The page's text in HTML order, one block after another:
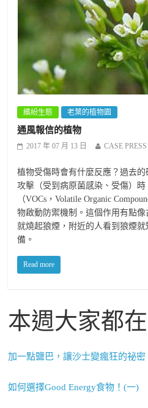
繽紛生態 老葉的植物園
通風報信的植物
2017 年 07 月 13 日 CASE PRESS
植物受傷時會有什麼反應？過去
攻擊（受到病原菌感染、受傷）
（VOCs，Volatile Organic
物啟動防禦機制。這個作用有點
就燒起狼煙，附近的人看到狼煙
備。
Read more
本週大家都
加一點鹽巴，讓沙士變瘋狂的祕密
如何選擇Good Energy食物！(一)